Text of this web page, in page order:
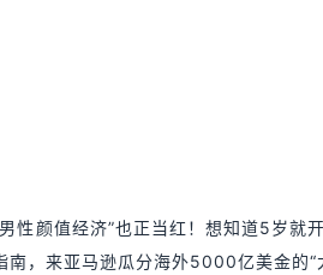
性颜值经济”也正当红！想知道5岁就
，来亚马逊瓜分海外5000亿美金的“